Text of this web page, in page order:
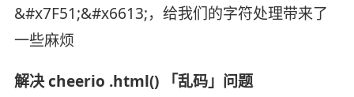
&#x7F51;&#x6613;，给我们的字符处理带来了
一些麻烦
解决 cheerio .html() 「乱码」问题